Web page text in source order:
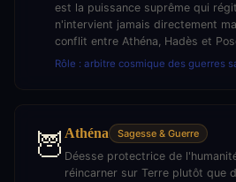
est la puissance suprême qui
n'intervient jamais directement
conflit entre Athéna, Hadès et
Rôle : arbitre cosmique des guerres
🦉 Athéna Sagesse & Guerre
Déesse protectrice de
réincarner sur Terre plutôt que